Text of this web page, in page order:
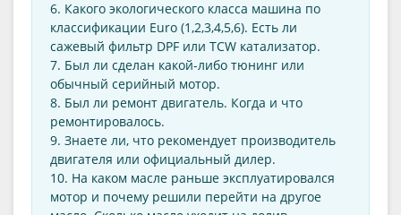
6. Какого экологического класса машина по
классификации Euro (1,2,3,4,5,6). Есть ли
сажевый фильтр DPF или TCW катализатор.
7. Был ли сделан какой-либо тюнинг или
обычный серийный мотор.
8. Был ли ремонт двигатель. Когда и что
ремонтировалось.
9. Знаете ли, что рекомендует производитель
двигателя или официальный дилер.
10. На каком масле раньше эксплуатировался
мотор и почему решили перейти на другое